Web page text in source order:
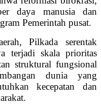
daya manusia dan
Pemerintah pusat.
Pilkada serentak
terjadi skala prioritas
struktural fungsional
dunia yang
kecepatan dan